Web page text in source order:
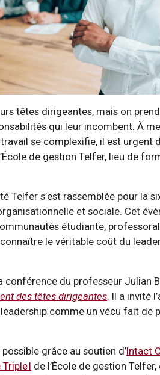
têtes dirigeantes, mais on
qui leur incombent. À
se complexifie, il est urgent
de gestion Telfer, lieu de
Telfer s’est rassemblée pour la
et sociale. Cet
étudiante,
le véritable coût du
conférence du professeur Julian
des têtes dirigeantes. Il a invité
comme un vécu fait de
grâce au soutien d’Intact
I de l’École de gestion